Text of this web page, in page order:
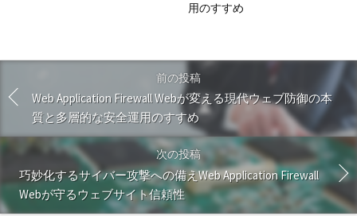
用のすすめ
前の投稿
Web Application Firewall Webが変える現代ウェブ防御の本
質と多層的な安全運用のすすめ
次の投稿
巧妙化するサイバー攻撃への備えWeb Application Firewall
Webが守るウェブサイト信頼性